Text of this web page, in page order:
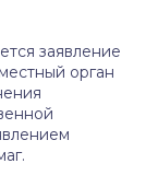
заявление
орган